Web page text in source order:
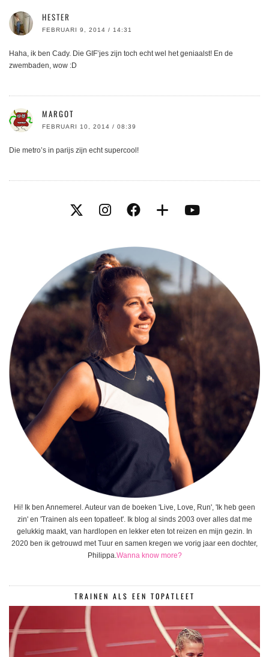
HESTER
FEBRUARI 9, 2014 / 14:31
Haha, ik ben Cady. Die GIF’jes zijn toch echt wel het geniaalst! En de
zwembaden, wow :D
MARGOT
FEBRUARI 10, 2014 / 08:39
Die metro’s in parijs zijn echt supercool!
Hi! Ik ben Annemerel. Auteur van de boeken 'Live, Love, Run', 'Ik heb geen
zin' en 'Trainen als een topatleet'. Ik blog al sinds 2003 over alles dat me
gelukkig maakt, van hardlopen en lekker eten tot reizen en mijn gezin. In
2020 ben ik getrouwd met Tuur en samen kregen we vorig jaar een dochter,
Philippa.Wanna know more?
TRAINEN ALS EEN TOPATLEET